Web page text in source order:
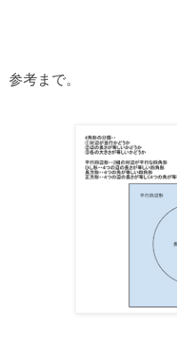
参考まで。